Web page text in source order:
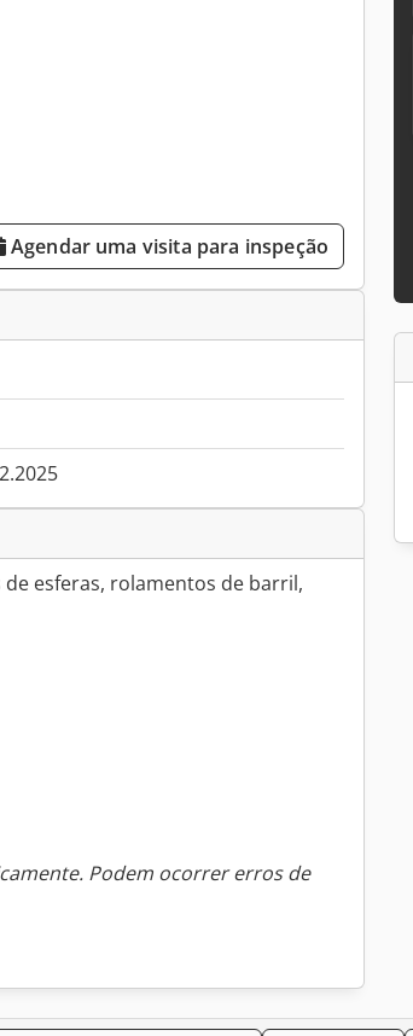
Agendar uma visita para inspeção
esferas, rolamentos de barril,
Podem ocorrer erros de